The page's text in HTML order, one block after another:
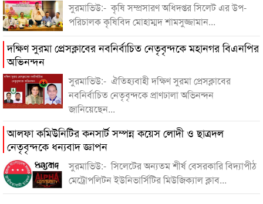
সুরমাভিউ:- কৃষি সম্প্রসারণ অধিদপ্তর সিলেট এর উপ-
পরিচালক কৃষিবিদ মোহাম্মদ শামসুজ্জামান...
দক্ষিণ সুরমা প্রেসক্লাবের নবনির্বাচিত নেতৃবৃন্দকে মহানগর বিএনপির
অভিনন্দন
সুরমাভিউ:- ঐতিহ্যবাহী দক্ষিণ সুরমা প্রেসক্লাবের
নবনির্বাচিত নেতৃবৃন্দকে প্রাণঢালা অভিনন্দন
জানিয়েছেন...
আলফা কমিউনিটির কনসার্ট সম্পন্ন কয়েস লোদী ও ছাত্রদল
নেতৃবৃন্দকে ধন্যবাদ জ্ঞাপন
সুরমাভিউ:- সিলেটের অন্যতম শীর্ষ বেসরকারি বিদ্যাপীঠ
মেট্রোপলিটন ইউনিভার্সিটির মিউজিক্যাল ক্লাব...